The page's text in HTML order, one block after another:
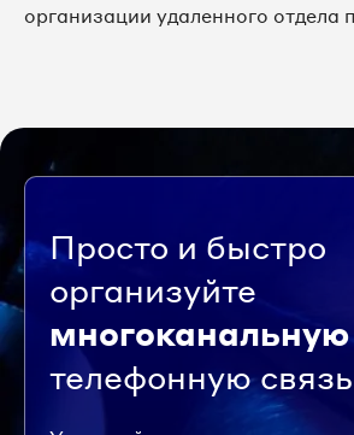
организации удаленного отдела
Просто и быстро
организуйте
многоканальную
телефонную